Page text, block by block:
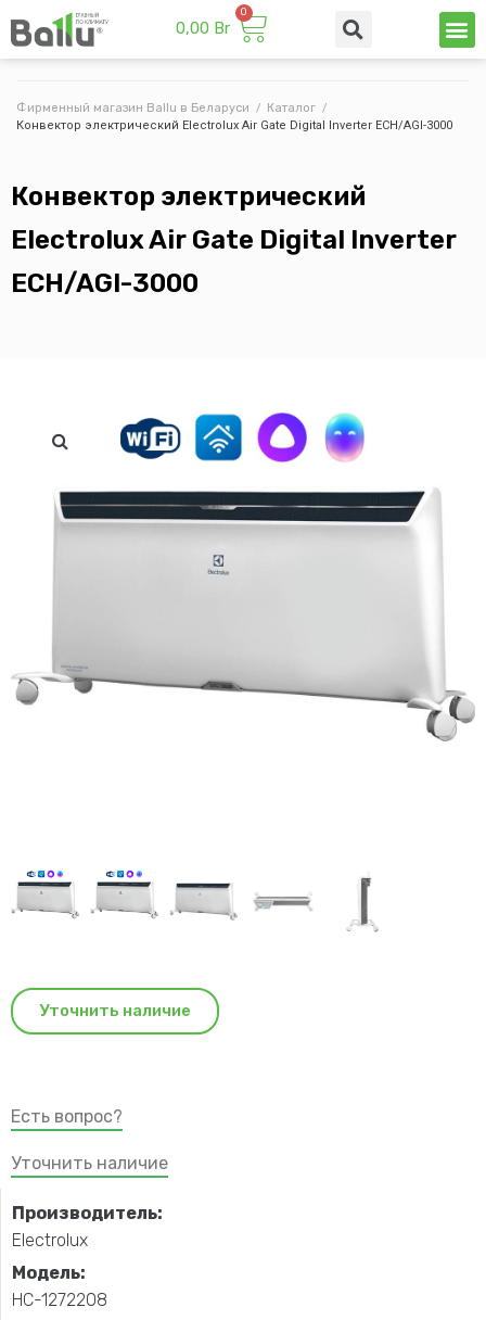
0,00 Br
Фирменный магазин Ballu в Беларуси / Каталог /
Конвектор электрический Electrolux Air Gate Digital Inverter ECH/AGI-3000
Конвектор электрический
Electrolux Air Gate Digital Inverter
ECH/AGI-3000
Уточнить наличие
Есть вопрос?
Уточнить наличие
Производитель:
Electrolux
Модель:
НС-1272208